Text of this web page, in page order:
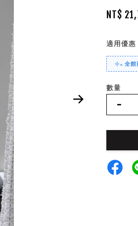
NT$
適用優惠
⊹₊ 全館
數量
-